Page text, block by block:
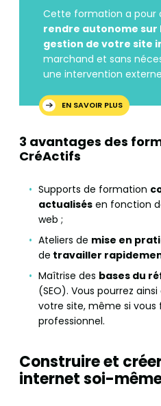
Cette formation a pour
rendre autonome sur
gestion de votre site
marchand et sans
une intervention
EN SAVOIR PLUS
3 avantages des
CréActifs
Supports de formation
actualisés en fonction
web ;
Ateliers de mise en
de travailler
Maîtrise des bases du
(SEO). Vous pourrez
votre site, même si vous
professionnel.
Construire et
internet soi-